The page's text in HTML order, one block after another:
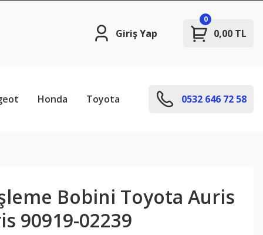
Giriş Yap 0,00 TL
0
Honda Toyota 0532 646 72 58
Bobini Toyota Auris
90919-02239